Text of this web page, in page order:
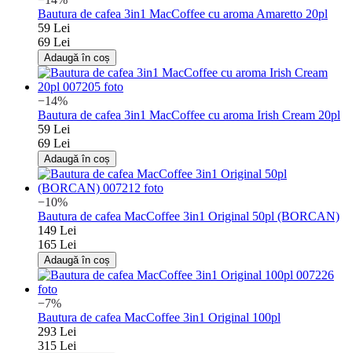
Bautura de cafea 3in1 MacCoffee cu aroma Amaretto 20pl
59 Lei
69 Lei
Adaugă în coș
−14%
Bautura de cafea 3in1 MacCoffee cu aroma Irish Cream 20pl
59 Lei
69 Lei
Adaugă în coș
−10%
Bautura de cafea MacCoffee 3in1 Original 50pl (BORCAN)
149 Lei
165 Lei
Adaugă în coș
−7%
Bautura de cafea MacCoffee 3in1 Original 100pl
293 Lei
315 Lei